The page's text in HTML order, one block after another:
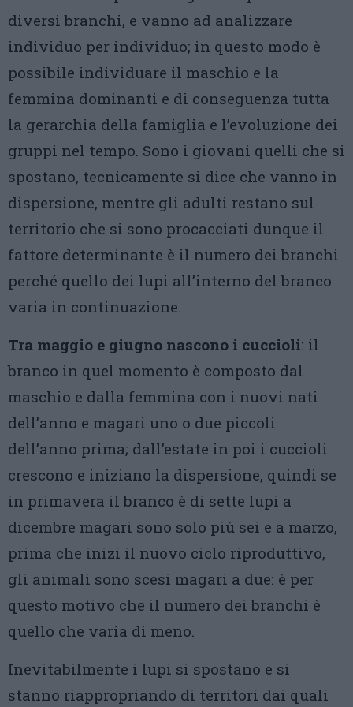
diversi branchi, e vanno ad analizzare
individuo per individuo; in questo modo è
possibile individuare il maschio e la
femmina dominanti e di conseguenza tutta
la gerarchia della famiglia e l’evoluzione dei
gruppi nel tempo. Sono i giovani quelli che si
spostano, tecnicamente si dice che vanno in
dispersione, mentre gli adulti restano sul
territorio che si sono procacciati dunque il
fattore determinante è il numero dei branchi
perché quello dei lupi all’interno del branco
varia in continuazione.
Tra maggio e giugno nascono i cuccioli: il
branco in quel momento è composto dal
maschio e dalla femmina con i nuovi nati
dell’anno e magari uno o due piccoli
dell’anno prima; dall’estate in poi i cuccioli
crescono e iniziano la dispersione, quindi se
in primavera il branco è di sette lupi a
dicembre magari sono solo più sei e a marzo,
prima che inizi il nuovo ciclo riproduttivo,
gli animali sono scesi magari a due: è per
questo motivo che il numero dei branchi è
quello che varia di meno.
Inevitabilmente i lupi si spostano e si
stanno riappropriando di territori dai quali